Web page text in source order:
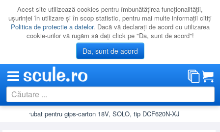
Acest site utilizează cookies pentru îmbunătăţirea funcţionalităţii,
uşurinţei în utilizare şi în scop statistic, pentru mai multe informaţii citiţi
Politica de protectie a datelor. Dacă vă declaraţi de acord cu utilizarea
cookie-urilor vă rugăm să daţi click pe "Da, sunt de acord"!
Da, sunt de acord
CATEGORII
de insurubat pentru gips-carton 18V, SOLO, tip DCF620N-XJ